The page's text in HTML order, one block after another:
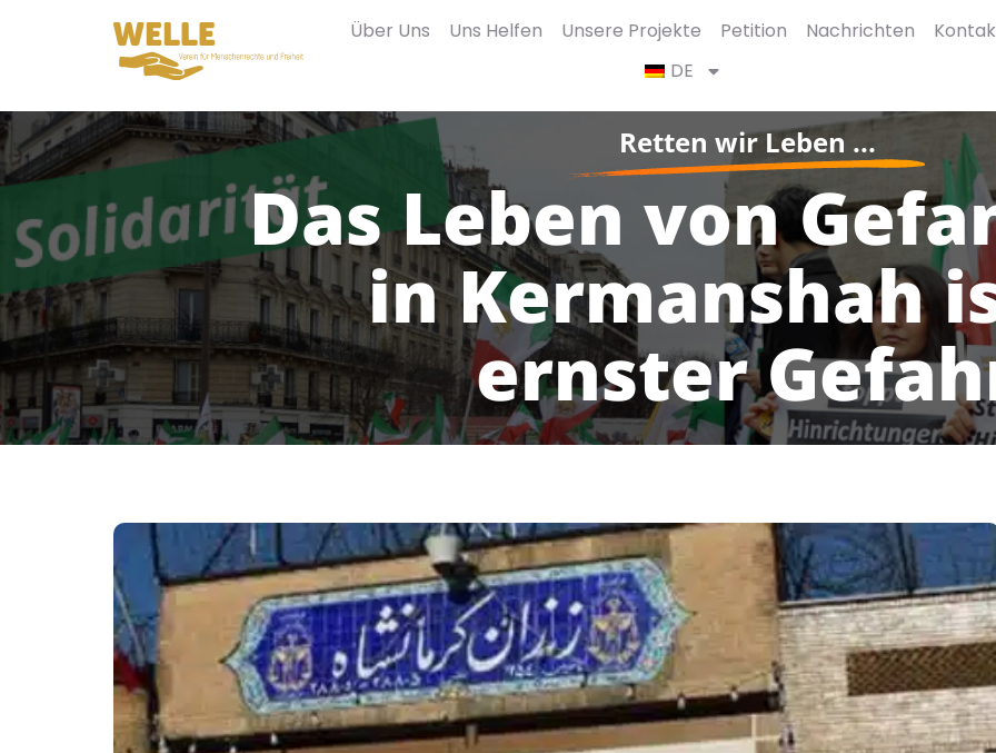
Über Uns Uns Helfen Unsere Projekte Petition Nachrichten
DE
Retten wir Leben ...
Das Leben von
in Kermanshah
ernster